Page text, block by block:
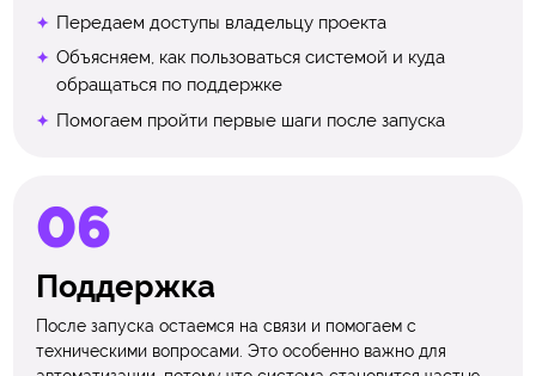
Передаем доступы владельцу проекта
Объясняем, как пользоваться системой и куда
обращаться по поддержке
Помогаем пройти первые шаги после запуска
Поддержка
После запуска остаемся на связи и помогаем с
техническими вопросами. Это особенно важно для